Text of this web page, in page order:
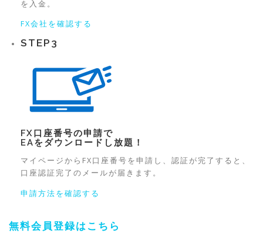
を入金。
FX会社を確認する
STEP 3
FX口座番号の申請で
EAをダウンロード し放題！
マイページからFX口座番号を申請し、認証が完了すると、
口座認証完了のメールが届きます。
申請方法を確認する
無料会員登録はこちら